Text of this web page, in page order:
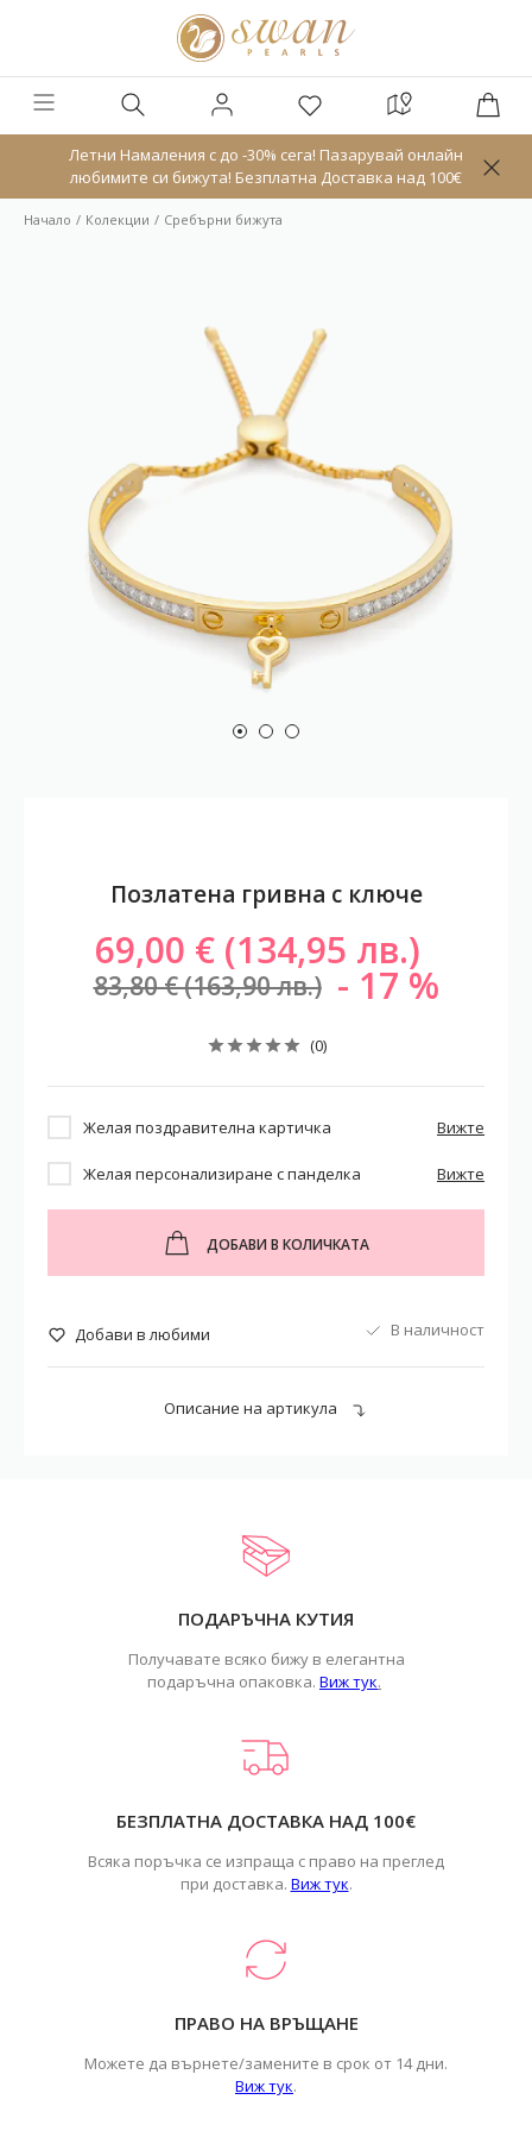
Летни Намаления с до -30% сега! Пазарувай онлайн
любимите си бижута! Безплатна Доставка над 100€
Начало Колекции Сребърни бижута
Позлатена гривна с ключе
69,00 € (134,95 лв.)
83,80 € (163,90 лв.) 17
(0)
Желая поздравителна картичка Вижте
Желая персонализиране с панделка Вижте
ДОБАВИ В КОЛИЧКАТА
Добави в любими В наличност
Описание на артикула
ПОДАРЪЧНА КУТИЯ
Получавате всяко бижу в елегантна
подаръчна опаковка. Виж тук.
БЕЗПЛАТНА ДОСТАВКА НАД 100€
Всяка поръчка се изпраща с право на преглед
при доставка. Виж тук.
ПРАВО НА ВРЪЩАНЕ
Можете да върнете/замените в срок от 14 дни.
Виж тук.